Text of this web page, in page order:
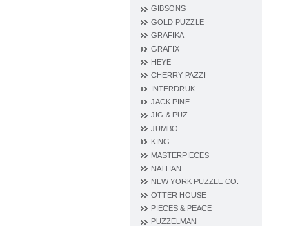
GIBSONS
GOLD PUZZLE
GRAFIKA
GRAFIX
HEYE
CHERRY PAZZI
INTERDRUK
JACK PINE
JIG & PUZ
JUMBO
KING
MASTERPIECES
NATHAN
NEW YORK PUZZLE CO.
OTTER HOUSE
PIECES & PEACE
PUZZELMAN